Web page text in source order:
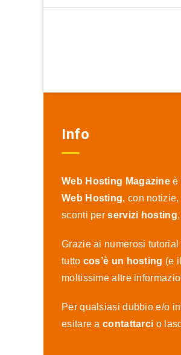
Info
Web Hosting Magazine è
Web Hosting, con
sconti perservizi hosting
Grazie ai numerosi
tutto cos’è un hosting (e il
moltissime altre
Per qualsiasi dubbio e/o
esitare a contattarci o